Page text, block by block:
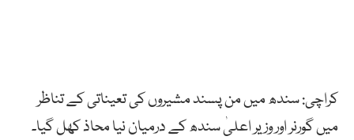
کراچی: سندھ میں من پسند مشیروں کی تعیناتی کے تناظر
میں گورنر اور وزیر اعلیٰ سندھ کے درمیان نیا محاذ کھل گیا۔